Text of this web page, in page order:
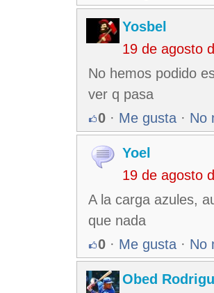
Yosbel
19 de agosto
No hemos podido
ver q pasa
0 · Me gusta · No
Yoel
19 de agosto
A la carga azules,
que nada
0 · Me gusta · No
Obed